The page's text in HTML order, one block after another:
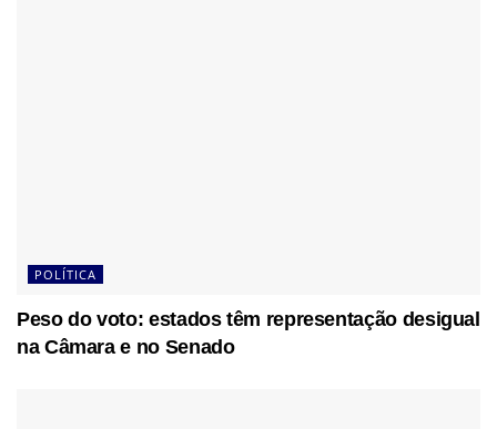
POLÍTICA
Peso do voto: estados têm representação desigual
na Câmara e no Senado